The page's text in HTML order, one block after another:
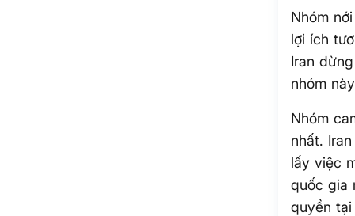
Nhóm
lợi ích
Iran
nhóm
Nhóm
nhất.
lấy việc
quốc gia
quyền